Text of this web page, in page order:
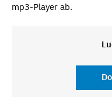
mp3-Player ab.